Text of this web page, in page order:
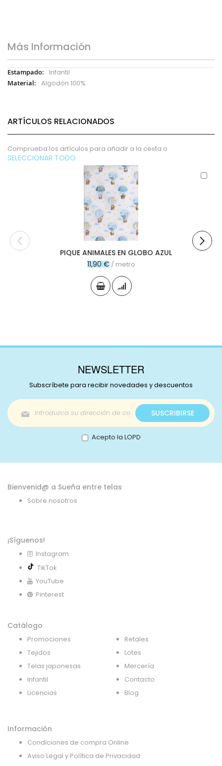
Más Información
Más
Información
Infantil
Algodón 100%
ARTÍCULOS RELACIONADOS
Comprueba los artículos para añadir a la cesta o
SELECCIONAR TODO
PIQUE ANIMALES EN GLOBO AZUL
11,90 € / metro
NEWSLETTER
Subscríbete para recibir novedades y descuentos
Inscríbase
a
nuestro
boletín
de
SUSCRIBIRSE
Acepto la LOPD
Bienvenid@ a Sueña entre telas
Sobre nosotros
¡Síguenos!
Instagram
TikTok
YouTube
Pinterest
Catálogo
Promociones
Tejidos
Telas japonesas
Infantil
Licencias
Retales
Lotes
Mercería
Contacto
Blog
Información
Condiciones de compra Online
Aviso Legal y Política de Privacidad